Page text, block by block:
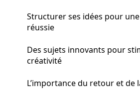
Structurer ses idées pour
réussie
Des sujets innovants pour
créativité
L’importance du retour et de